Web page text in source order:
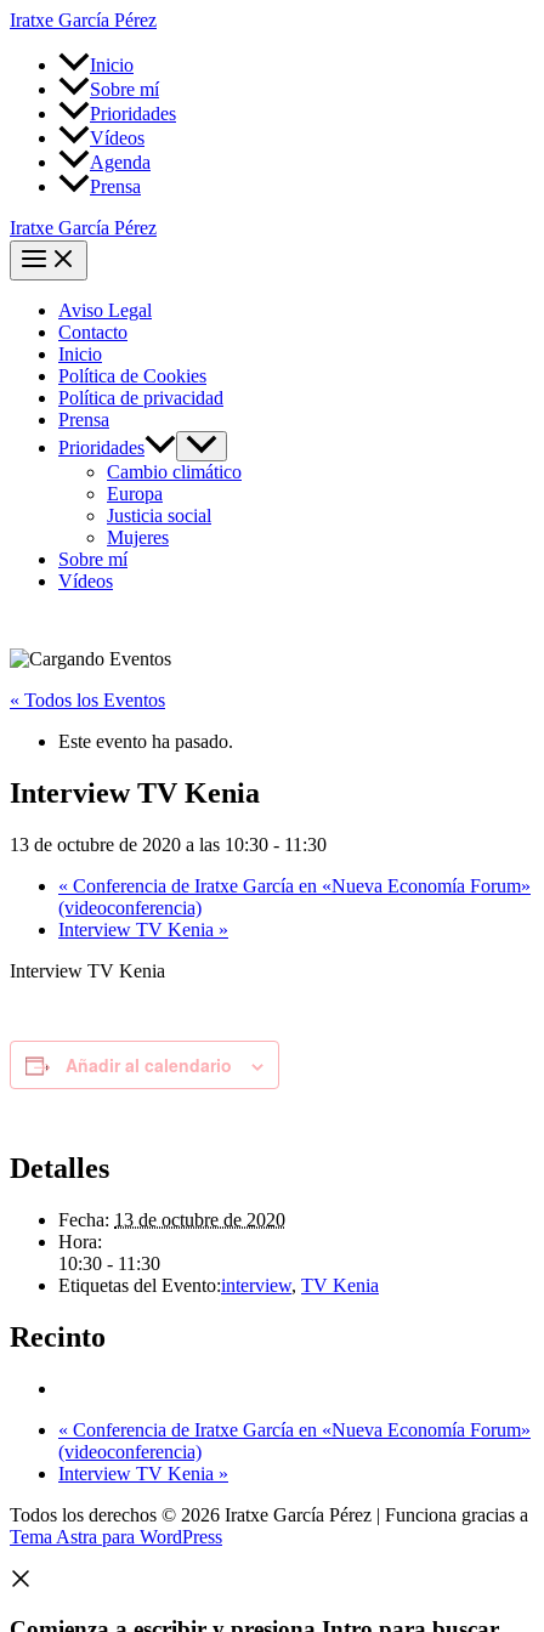
Ir
contenido
Iratxe García Pérez
Inicio
Sobre mí
Prioridades
Vídeos
Agenda
Prensa
Iratxe García Pérez
Main
Menu
Aviso Legal
Contacto
Inicio
Política de Cookies
Política de privacidad
Prensa
Prioridades
Alternar
menú
Cambio climático
Europa
Justicia social
Mujeres
Sobre mí
Vídeos
« Todos los Eventos
Este evento ha pasado.
Interview TV Kenia
13 de octubre de 2020 a las 10:30 - 11:30
« Conferencia de Iratxe García en «Nueva Economía Forum»
(videoconferencia)
Interview TV Kenia »
Interview TV Kenia
Añadir al calendario
Detalles
Fecha: 13 de octubre de 2020
Hora:
10:30 - 11:30
Etiquetas del Evento:interview, TV Kenia
Recinto
« Conferencia de Iratxe García en «Nueva Economía Forum»
(videoconferencia)
Interview TV Kenia »
Todos los derechos © 2026 Iratxe García Pérez | Funciona gracias a
Tema Astra para WordPress